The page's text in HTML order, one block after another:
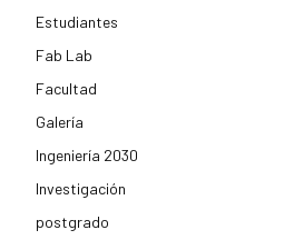
Estudiantes
Fab Lab
Facultad
Galería
Ingeniería 2030
Investigación
postgrado